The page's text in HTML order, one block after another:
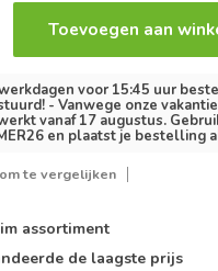
Toevoegen aan
voor 15:45 uur
- Vanwege onze
vanaf 17 augustus.
en plaatst je bestelling
te vergelijken
assortiment
de laagste prijs